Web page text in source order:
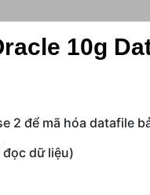
10g
2 để mã hóa datafile
dữ liệu)